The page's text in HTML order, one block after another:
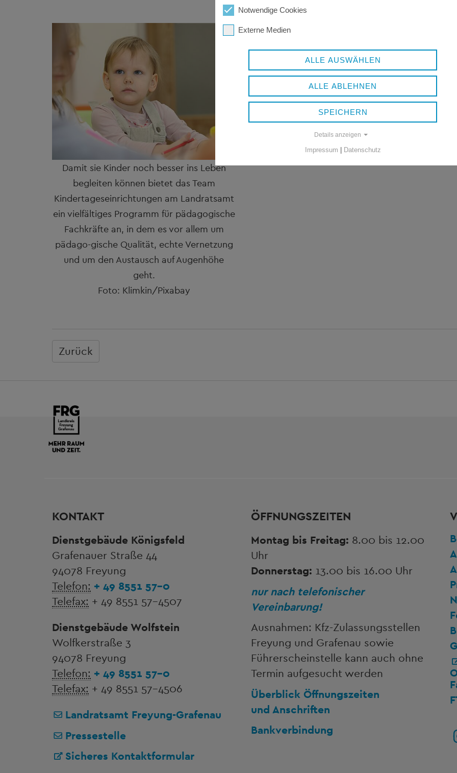
Damit sie Kinder noch besser ins Leben
begleiten können bietet das Team
Kindertageseinrichtungen am Landratsamt
ein vielfältiges Programm für pädagogische
Fachkräfte an, in dem es vor allem um
pädago-gische Qualität, echte Vernetzung
und um den Austausch auf Augenhöhe
geht.
Foto: Klimkin/Pixabay
Zurück
KONTAKT
Dienstgebäude Königsfeld
Grafenauer Straße 44
94078 Freyung
Telefon: + 49 8551 57-0
Telefax: + 49 8551 57-4507
Dienstgebäude Wolfstein
Wolfkerstraße 3
94078 Freyung
Telefon: + 49 8551 57-0
Telefax: + 49 8551 57-4506
Landratsamt Freyung-Grafenau
Pressestelle
Sicheres Kontaktformular
ÖFFNUNGSZEITEN
Montag bis Freitag: 8.00 bis 12.00
Uhr
Donnerstag: 13.00 bis 16.00 Uhr
nur nach telefonischer
Vereinbarung!
Ausnahmen: Kfz-Zulassungsstellen
Freyung und Grafenau sowie
Führerscheinstelle kann auch ohne
Termin aufgesucht werden
Überblick Öffnungszeiten
und Anschriften
Bankverbindung
Notwendige Cookies
Externe Medien
ALLE AUSWÄHLEN
ALLE ABLEHNEN
SPEICHERN
Details anzeigen
Impressum | Datenschutz